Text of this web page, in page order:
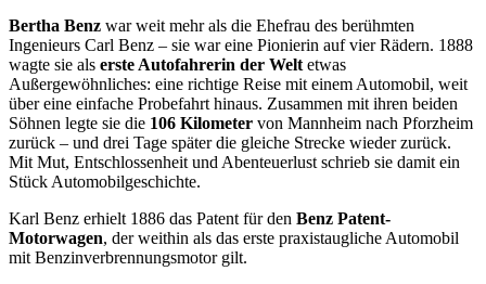
Bertha Benz war weit mehr als die Ehefrau des berühmten
Ingenieurs Carl Benz – sie war eine Pionierin auf vier Rädern. 1888
wagte sie als erste Autofahrerin der Welt etwas
Außergewöhnliches: eine richtige Reise mit einem Automobil, weit
über eine einfache Probefahrt hinaus. Zusammen mit ihren beiden
Söhnen legte sie die 106 Kilometer von Mannheim nach Pforzheim
zurück – und drei Tage später die gleiche Strecke wieder zurück.
Mit Mut, Entschlossenheit und Abenteuerlust schrieb sie damit ein
Stück Automobilgeschichte.
Karl Benz erhielt 1886 das Patent für den Benz Patent-
Motorwagen, der weithin als das erste praxistaugliche Automobil
mit Benzinverbrennungsmotor gilt.